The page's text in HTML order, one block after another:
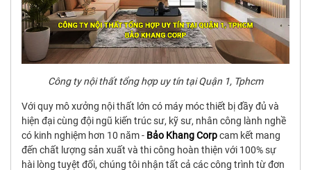
Công ty nội thất tổng hợp uy tín tại Quận 1, Tphcm
Với quy mô xưởng nội thất lớn có máy móc thiết bị đầy đủ và
hiện đại cùng đội ngũ kiến trúc sư, kỹ sư, nhân công lành nghề
có kinh nghiệm hơn 10 năm - Bảo Khang Corpcam kết mang
đến chất lượng sản xuất và thi công hoàn thiện với 100% sự
hài lòng tuyệt đối, chúng tôi nhận tất cả các công trình từ đơn